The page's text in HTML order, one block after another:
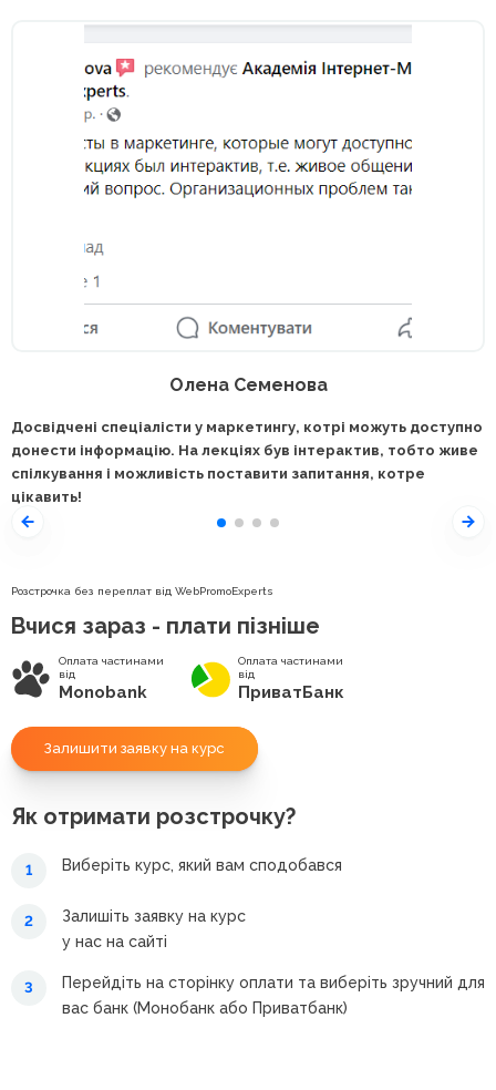
Олена Семенова
Досвідчені спеціалісти у маркетингу, котрі можуть доступно
донести інформацію. На лекціях був інтерактив, тобто живе
спілкування і можливість поставити запитання, котре
цікавить!
Розстрочка без переплат від WebPromoExperts
Вчися зараз - плати пізніше
Оплата частинами
від
Monobank
Оплата частинами
від
ПриватБанк
Залишити заявку на курс
Як отримати розстрочку?
1 Виберіть курс, який вам сподобався
2
Залишіть заявку на курс
у нас на сайті
3
Перейдіть на сторінку оплати та виберіть зручний для
вас банк (Монобанк або Приватбанк)